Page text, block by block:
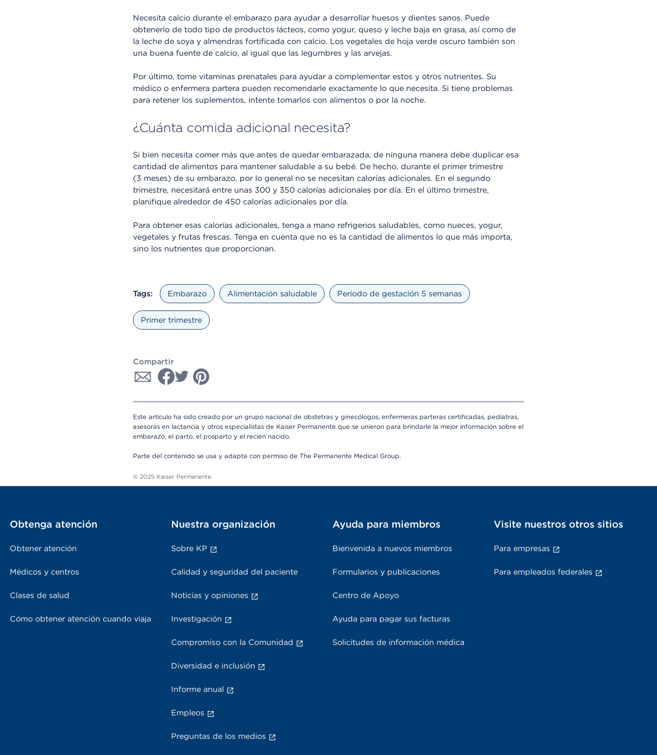
Necesita calcio durante el embarazo para ayudar a desarrollar huesos y dientes sanos. Puede
obtenerlo de todo tipo de productos lácteos, como yogur, queso y leche baja en grasa, así como de
la leche de soya y almendras fortificada con calcio. Los vegetales de hoja verde oscuro también son
una buena fuente de calcio, al igual que las legumbres y las arvejas.
Por último, tome vitaminas prenatales para ayudar a complementar estos y otros nutrientes. Su
médico o enfermera partera pueden recomendarle exactamente lo que necesita. Si tiene problemas
para retener los suplementos, intente tomarlos con alimentos o por la noche.
¿Cuánta comida adicional necesita?
Si bien necesita comer más que antes de quedar embarazada, de ninguna manera debe duplicar esa
cantidad de alimentos para mantener saludable a su bebé. De hecho, durante el primer trimestre
(3 meses) de su embarazo, por lo general no se necesitan calorías adicionales. En el segundo
trimestre, necesitará entre unas 300 y 350 calorías adicionales por día. En el último trimestre,
planifique alrededor de 450 calorías adicionales por día.
Para obtener esas calorías adicionales, tenga a mano refrigerios saludables, como nueces, yogur,
vegetales y frutas frescas. Tenga en cuenta que no es la cantidad de alimentos lo que más importa,
sino los nutrientes que proporcionan.
Tags: Embarazo Alimentación saludable Período de gestación 5 semanas
Primer trimestre
Compartir
Este artículo ha sido creado por un grupo nacional de obstetras y ginecólogos, enfermeras parteras certificadas, pediatras,
asesoras en lactancia y otros especialistas de Kaiser Permanente que se unieron para brindarle la mejor información sobre el
embarazo, el parto, el posparto y el recién nacido.
Parte del contenido se usa y adapta con permiso de The Permanente Medical Group.
© 2025 Kaiser Permanente.
Obtenga atención
Obtener atención
Médicos y centros
Clases de salud
Cómo obtener atención cuando viaja
Nuestra organización
Sobre KP
Calidad y seguridad del paciente
Noticias y opiniones
Investigación
Compromiso con la Comunidad
Diversidad e inclusión
Informe anual
Empleos
Preguntas de los medios
Ayuda para miembros
Bienvenida a nuevos miembros
Formularios y publicaciones
Centro de Apoyo
Ayuda para pagar sus facturas
Solicitudes de información médica
Visite nuestros otros sitios
Para empresas
Para empleados federales